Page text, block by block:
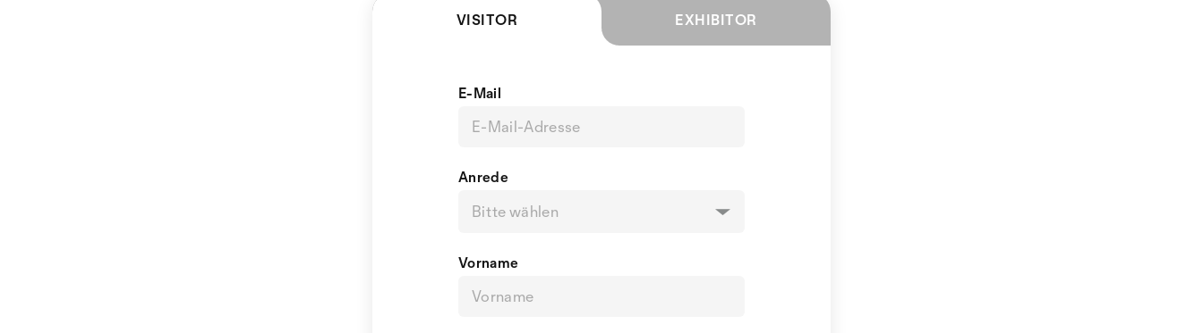
VISITOR EXHIBITOR
E-Mail
Anrede
Bitte wählen
Vorname